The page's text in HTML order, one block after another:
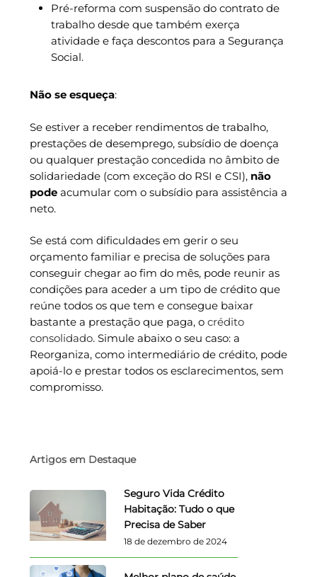
Pré-reforma com suspensão do contrato de
trabalho desde que também exerça
atividade e faça descontos para a Segurança
Social.
Não se esqueça:
Se estiver a receber rendimentos de trabalho,
prestações de desemprego, subsídio de doença
ou qualquer prestação concedida no âmbito de
solidariedade (com exceção do RSI e CSI), não
podeacumular com o subsídio para assistência a
neto.
Se está com dificuldades em gerir o seu
orçamento familiar e precisa de soluções para
conseguir chegar ao fim do mês, pode reunir as
condições para aceder a um tipo de crédito que
reúne todos os que tem e consegue baixar
bastante a prestação que paga, o crédito
consolidado. Simule abaixo o seu caso: a
Reorganiza, como intermediário de crédito, pode
apoiá-lo e prestar todos os esclarecimentos, sem
compromisso.
Artigos em Destaque
Seguro Vida Crédito
Habitação: Tudo o que
Precisa de Saber
18 de dezembro de 2024